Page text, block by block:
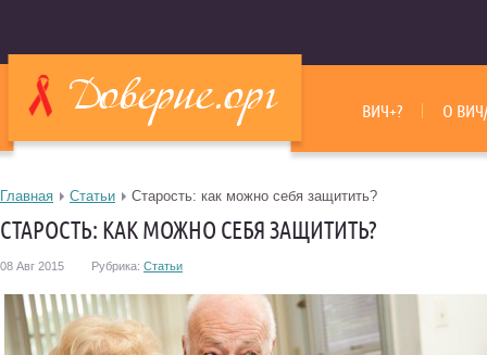
ВИЧ+? О
Главная Статьи Старость: как можно себя защитить?
СТАРОСТЬ: КАК МОЖНО СЕБЯ ЗАЩИТИТЬ?
08 Авг 2015 Рубрика: Статьи